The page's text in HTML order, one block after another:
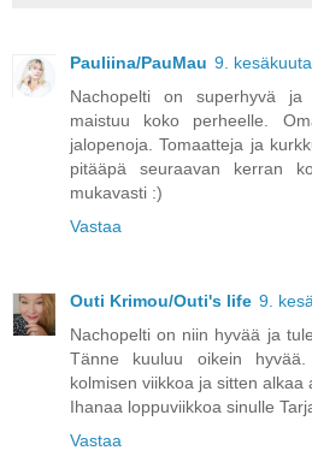
Pauliina/PauMau 9.
Nachopelti on superhyvä ja
maistuu koko perheelle.
jalopenoja. Tomaatteja ja
pitääpä seuraavan kerran
mukavasti :)
Vastaa
Outi Krimou/Outi's life 9.
Nachopelti on niin hyvää ja
Tänne kuuluu oikein
kolmisen viikkoa ja sitten alkaa
Ihanaa loppuviikkoa sinulle
Vastaa